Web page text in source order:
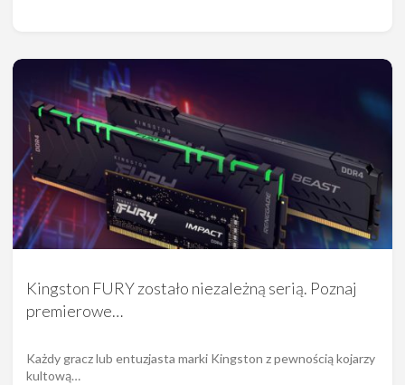
Kingston FURY zostało niezależną serią. Poznaj
premierowe…
Każdy gracz lub entuzjasta marki Kingston z pewnością kojarzy
kultową…